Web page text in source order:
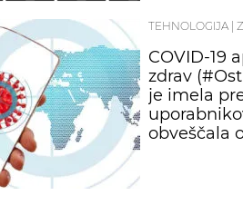
TEHNOLOGIJA|
COVID-19
zdrav
je imela
obveščala